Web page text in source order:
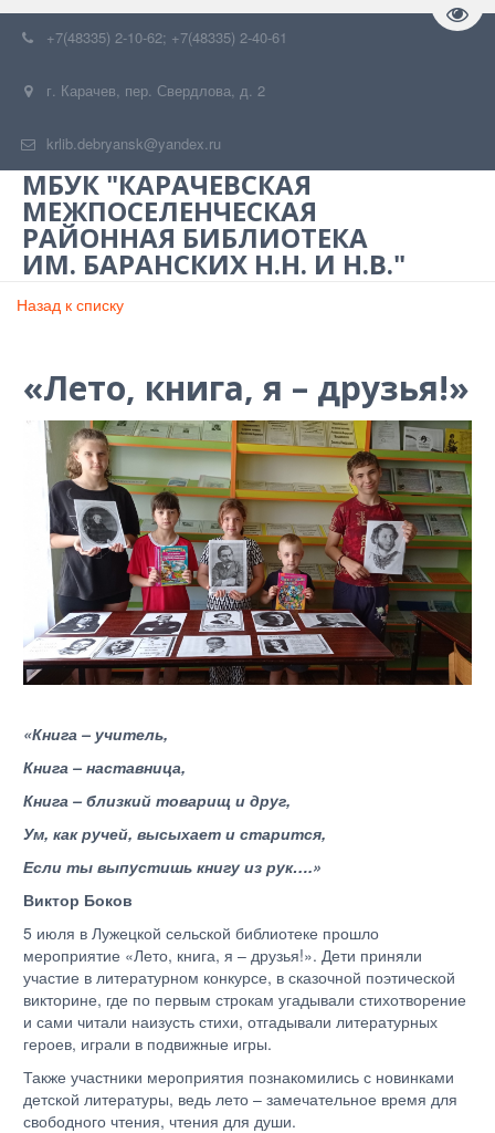
+7(48335) 2-10-62; +7(48335) 2-40-61
г. Карачев, пер. Свердлова, д. 2
krlib.debryansk@yandex.ru
МБУК "КАРАЧЕВСКАЯ
МЕЖПОСЕЛЕНЧЕСКАЯ
РАЙОННАЯ БИБЛИОТЕКА
ИМ. БАРАНСКИХ Н.Н. И Н.В."
Назад к списку
«Лето, книга, я – друзья!»
«Книга – учитель,
Книга – наставница,
Книга – близкий товарищ и друг,
Ум, как ручей, высыхает и старится,
Если ты выпустишь книгу из рук….»
Виктор Боков
5 июля в Лужецкой сельской библиотеке прошло
мероприятие «Лето, книга, я – друзья!». Дети приняли
участие в литературном конкурсе, в сказочной поэтической
викторине, где по первым строкам угадывали стихотворение
и сами читали наизусть стихи, отгадывали литературных
героев, играли в подвижные игры.
Также участники мероприятия познакомились с новинками
детской литературы, ведь лето – замечательное время для
свободного чтения, чтения для души.